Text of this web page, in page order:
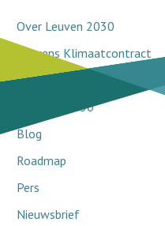
Over Leuven 2030
Leuvens Klimaatcontract
Doorbraakprojecten
Netwerk 2030
Blog
Roadmap
Pers
Nieuwsbrief